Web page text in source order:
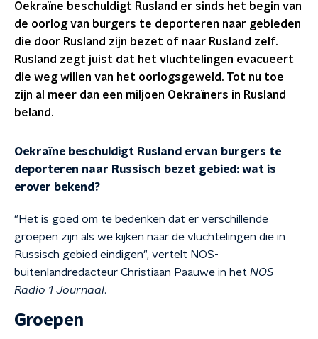
Oekraïne beschuldigt Rusland er sinds het begin van
de oorlog van burgers te deporteren naar gebieden
die door Rusland zijn bezet of naar Rusland zelf.
Rusland zegt juist dat het vluchtelingen evacueert
die weg willen van het oorlogsgeweld. Tot nu toe
zijn al meer dan een miljoen Oekraïners in Rusland
beland.
Oekraïne beschuldigt Rusland ervan burgers te
deporteren naar Russisch bezet gebied: wat is
erover bekend?
"Het is goed om te bedenken dat er verschillende
groepen zijn als we kijken naar de vluchtelingen die in
Russisch gebied eindigen", vertelt NOS-
buitenlandredacteur Christiaan Paauwe in het NOS
Radio 1 Journaal.
Groepen